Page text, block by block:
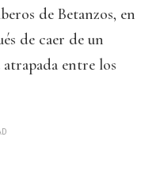
de Betanzos, en
de caer de un
atrapada entre los